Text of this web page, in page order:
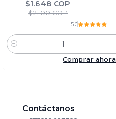
$1.848 COP
$2.100 COP
5.0
Cantidad
Comprar ahora
Contáctanos